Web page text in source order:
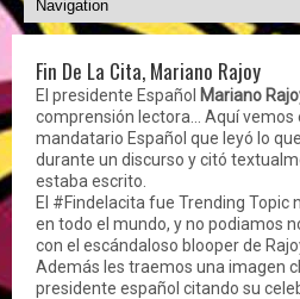
Fin De La Cita, Mariano Rajoy
El presidente Español Mariano
comprensión lectora... Aquí vemos
mandatario Español que leyó lo
durante un discurso y citó
estaba escrito.
El #Findelacita fue Trending Topic
en todo el mundo, y no podiamos
con el escándaloso blooper de
Además les traemos una imagen
presidente español citando su